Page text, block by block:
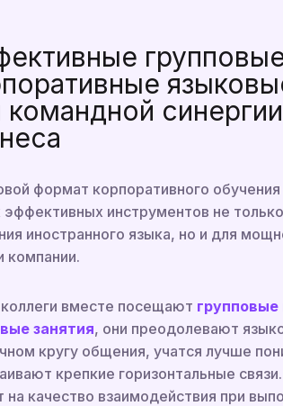
командной
формат корпоративного
инструментов не
иностранного языка, но и для
компании.
вместе посещают
занятия, они преодолевают
кругу общения, учатся лучше
крепкие горизонтальные
на качество взаимодействия при